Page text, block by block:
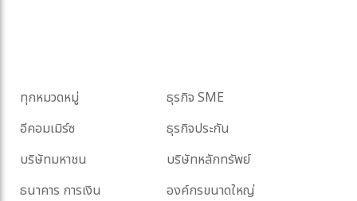
ทุกหมวดหมู่
ธุรกิจ SME
อีคอมเมิร์ซ
ธุรกิจประกัน
บริษัทมหาชน
บริษัทหลักทรัพย์
ธนาคาร การเงิน
องค์กรขนาดใหญ่